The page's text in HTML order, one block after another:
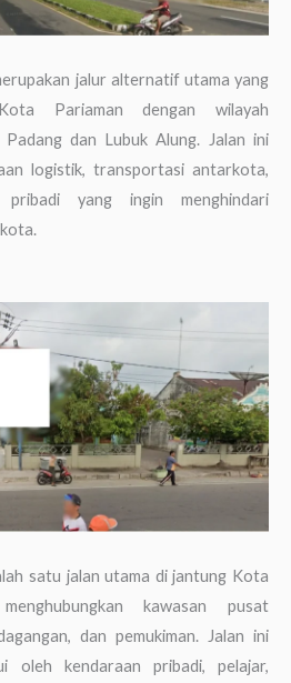
jalur alternatif utama yang
Pariaman dengan wilayah
dan Lubuk Alung. Jalan ini
logistik, transportasi antarkota,
yang ingin menghindari
satu jalan utama di jantung Kota
kawasan pusat
dan pemukiman. Jalan ini
oleh kendaraan pribadi, pelajar,